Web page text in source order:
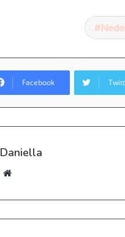
Facebook
Daniella
Website
Goedkoop